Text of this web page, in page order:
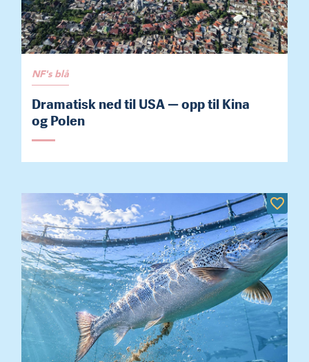
NF's blå
Dramatisk ned til USA — opp til Kina
og Polen